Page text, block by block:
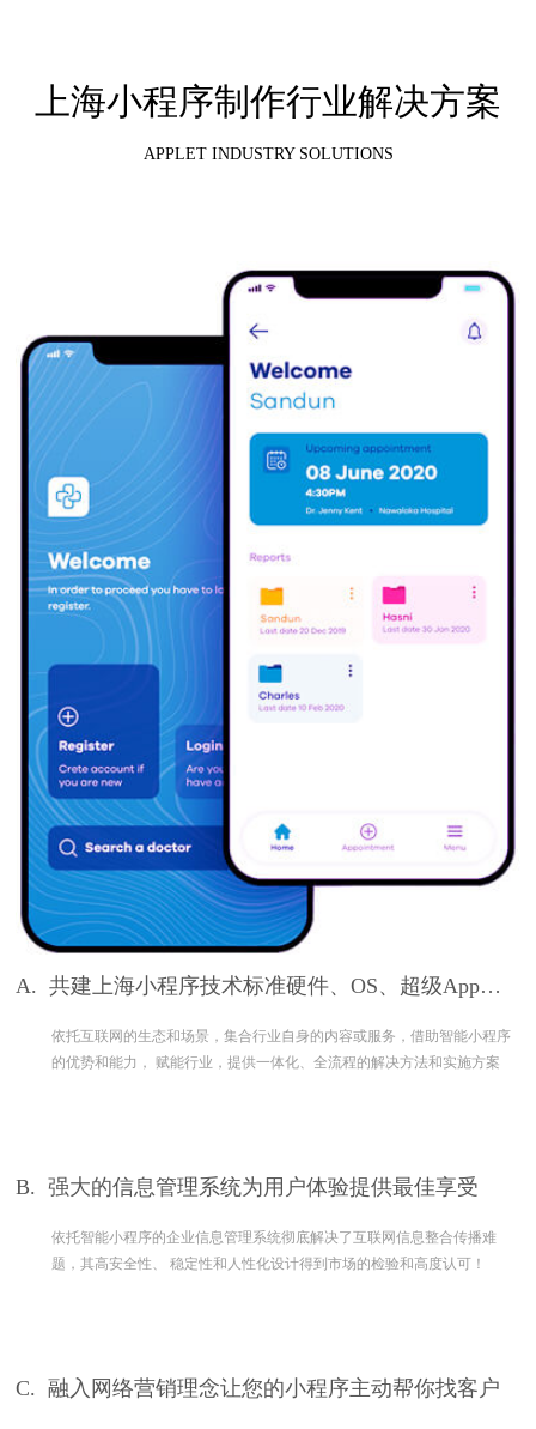
上海小程序制作行业解决方案
APPLET INDUSTRY SOLUTIONS
A. 共建上海小程序技术标准硬件、OS、超级App构
依托互联网的生态和场景，集合行业自身的内容或服务，借助智能小程序
的优势和能力， 赋能行业，提供一体化、全流程的解决方法和实施方案
B. 强大的信息管理系统为用户体验提供最佳享受
依托智能小程序的企业信息管理系统彻底解决了互联网信息整合传播难
题，其高安全性、 稳定性和人性化设计得到市场的检验和高度认可！
C. 融入网络营销理念让您的小程序主动帮你找客户